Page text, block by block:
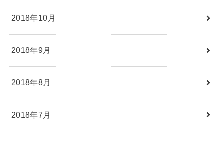
2018年10月
2018年9月
2018年8月
2018年7月